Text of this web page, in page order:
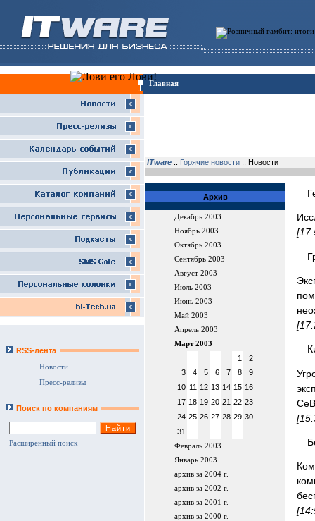
Главная
RSS-лента
Новости
Пресс-релизы
Поиск по компаниям
Расширенный поиск
ITware :. Горячие новости :. Новости
Архив
Декабрь 2003
Ноябрь 2003
Октябрь 2003
Сентябрь 2003
Август 2003
Июль 2003
Июнь 2003
Май 2003
Апрель 2003
Март 2003
1
2
3
4 5 6 7 8
9
10 11 12 13 14 15 16
17 18 19 20 21 22 23
24 25 26 27 28 29 30
31
Февраль 2003
Январь 2003
архив за 2004 г.
архив за 2002 г.
архив за 2001 г.
архив за 2000 г.